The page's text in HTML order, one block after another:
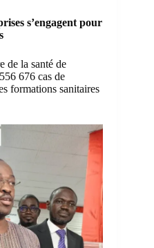
s’engagent pour
de la santé de
676 cas de
formations sanitaires